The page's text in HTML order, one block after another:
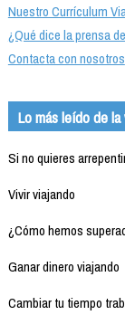
Nuestro Currículum
¿Qué dice la prensa
Contacta con nosotros
Lo más leído de la
Si no quieres
Vivir viajando
¿Cómo hemos
Ganar dinero viajando
Cambiar tu tiempo